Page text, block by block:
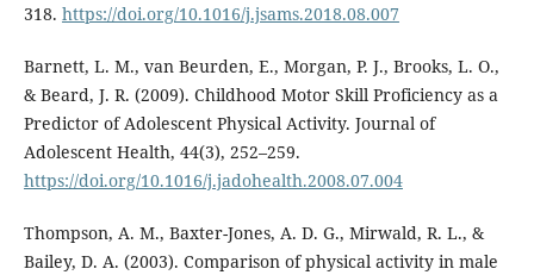
318. https://doi.org/10.1016/j.jsams.2018.08.007
Barnett, L. M., van Beurden, E., Morgan, P. J., Brooks, L. O.,
& Beard, J. R. (2009). Childhood Motor Skill Proficiency as a
Predictor of Adolescent Physical Activity. Journal of
Adolescent Health, 44(3), 252–259.
https://doi.org/10.1016/j.jadohealth.2008.07.004
Thompson, A. M., Baxter-Jones, A. D. G., Mirwald, R. L., &
Bailey, D. A. (2003). Comparison of physical activity in male